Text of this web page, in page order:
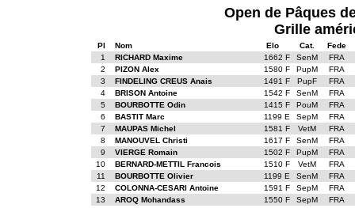
Open de Pâques
Grille
Pl Nom Elo Cat.
Fede
1
RICHARD Maxime 1662 F SenM
FRA
2
PIZON Alex 1580 F PupM
FRA
3
FINDELING CREUS Anais 1491 F PupF
FRA
4
BRISON Antoine 1542 F SenM
FRA
5
BOURBOTTE Odin 1415 F PouM
FRA
6
BASTIT Marc 1199 E SepM
FRA
7
MAUPAS Michel 1581 F VetM
FRA
8
MANOUVEL Christi 1617 F SenM
FRA
9
VIERGE Romain 1502 F PupM
FRA
10
BERNARD-METTIL Francois 1510 F VetM
FRA
11
BOURBOTTE Olivier 1199 E SenM
FRA
12
COLONNA-CESARI Antoine 1591 F SepM
FRA
13
AROQ Mohandass 1550 F SepM
FRA